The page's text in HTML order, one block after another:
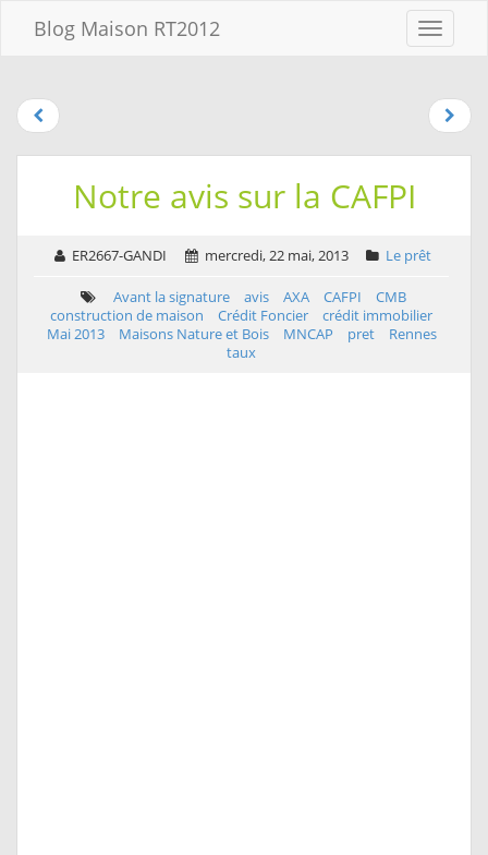
Menu
Blog Maison RT2012
contenu
menu
Aller à la
Notre avis sur la CAFPI
ER2667-GANDI mercredi, 22 mai, 2013 Le prêt
Avant la signature avis AXA CAFPI
CMB
construction de maison
Crédit Foncier
crédit immobilier
Mai 2013
Maisons Nature et Bois MNCAP pret
Rennes
taux